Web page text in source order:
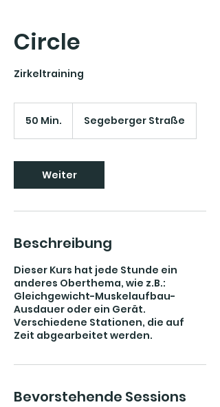
Circle
Zirkeltraining
50 Min.
i
n
.
Segeberger Straße
Weiter
Beschreibung
Dieser Kurs hat jede Stunde ein
anderes Oberthema, wie z.B.:
Gleichgewicht-Muskelaufbau-
Ausdauer oder ein Gerät.
Verschiedene Stationen, die auf
Zeit abgearbeitet werden.
Bevorstehende Sessions